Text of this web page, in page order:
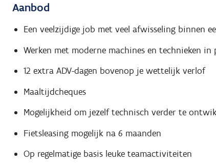
Aanbod
Een veelzijdige job met veel afwisseling binnen
Werken met moderne machines en technieken
12 extra ADV-dagen bovenop je wettelijk verlof
Maaltijdcheques
Mogelijkheid om jezelf technisch verder te
Fietsleasing mogelijk na 6 maanden
Op regelmatige basis leuke teamactiviteiten